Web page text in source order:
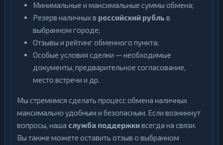
Минимальные и максимальные суммы обмена;
Резерв наличных в российский рубль в
выбранном городе;
Отзывы и рейтинг обменного пункта;
Особые условия сделки — необходимые
документы, предварительное согласование,
место встречи и др.
Мы стремимся сделать процесс обмена наличных
максимально удобным и безопасным. Если возникнут
вопросы, наша служба поддержкивсегда на связи.
Вы также можете оставить отзыв о выбранном